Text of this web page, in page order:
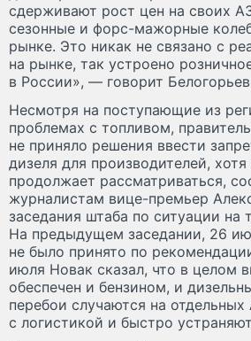
сдерживают рост цен на своих
сезонные и форс-мажорные
рынке. Это никак не связано с
на рынке, так устроено
в России», — говорит
Несмотря на поступающие из
проблемах с топливом,
не приняло решения ввести
дизеля для производителей, хотя
продолжает рассматриваться,
журналистам вице-премьер
заседания штаба по ситуации на
На предыдущем заседании, 26
не было принято по
июля Новак сказал, что в целом
обеспечен и бензином, и
перебои случаются на
с логистикой и быстро